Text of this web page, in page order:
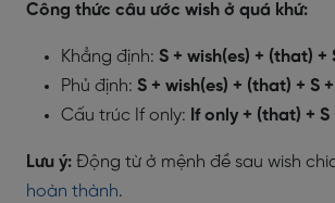
Công thức câu ước wish ở quá khứ:
Khẳng định: S + wish(es) + (that) +
Phủ định: S + wish(es) + (that) + S
Cấu trúc If only: If only + (that) +
Lưu ý: Động từ ở mệnh đề sau wish
hoàn thành.